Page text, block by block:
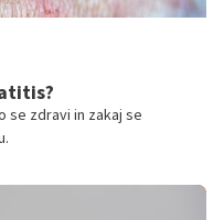
se zdravi in zakaj se